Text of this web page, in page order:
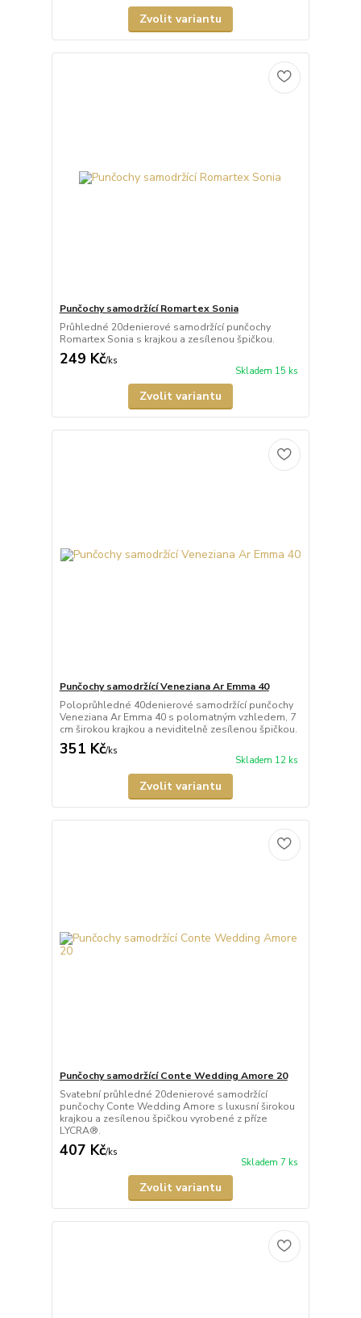
Zvolit variantu
Punčochy samodržící Romartex Sonia
Průhledné 20denierové samodržící punčochy
Romartex Sonia s krajkou a zesílenou špičkou.
249 Kč/ks
Skladem 15 ks
Zvolit variantu
Punčochy samodržící Veneziana Ar Emma 40
Poloprůhledné 40denierové samodržící punčochy
Veneziana Ar Emma 40 s polomatným vzhledem, 7
cm širokou krajkou a neviditelně zesílenou špičkou.
351 Kč/ks
Skladem 12 ks
Zvolit variantu
Punčochy samodržící Conte Wedding Amore 20
Svatební průhledné 20denierové samodržící
punčochy Conte Wedding Amore s luxusní širokou
krajkou a zesílenou špičkou vyrobené z příze
LYCRA®.
407 Kč/ks
Skladem 7 ks
Zvolit variantu